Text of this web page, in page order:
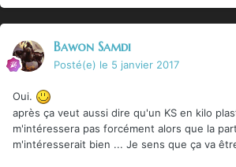
Bawon Samdi
Posté(e) le 5 janvier 2017
Oui.
après ça veut aussi dire qu'un KS en kilo
m'intéressera pas forcément alors que la
m'intéresserait bien ... Je sens que ça va